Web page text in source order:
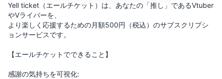
Yell ticket（エールチケット）は、あなたの「推し」であるVtuber
やVライバーを、
より楽しく応援するための月額500円（税込）のサブスクリプシ
ョンサービスです。
【エールチケットでできること】
感謝の気持ちを可視化: